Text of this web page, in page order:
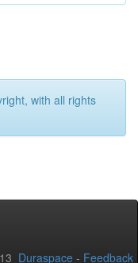
with all rights
Duraspace - Feedback